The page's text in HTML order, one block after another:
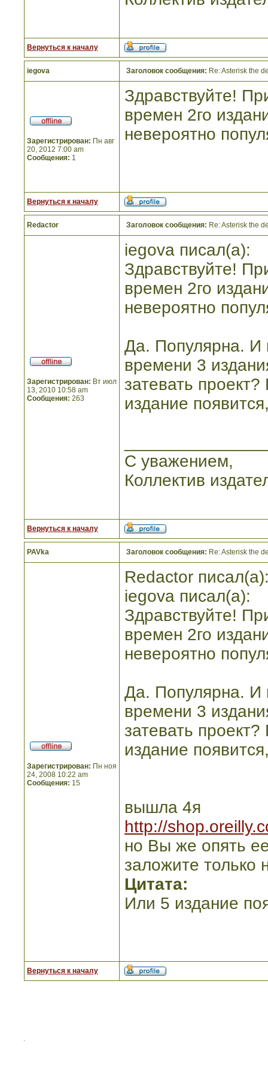
Вернуться к началу
iegova Заголовок сообщения: Re: Asterisk the
Зарегистрирован: Пн авг
20, 2012 7:00 am
Сообщения: 1
Здравствуйте!
времен 2го
невероятно
Вернуться к началу
Redactor Заголовок сообщения: Re: Asterisk the
Зарегистрирован: Вт июл
13, 2010 10:58 am
Сообщения: 263
iegova писал(а):
Здравствуйте!
времен 2го
невероятно
Да. Популярна. И
времени 3
затевать
издание
С уважением,
Коллектив
Вернуться к началу
PAVka Заголовок сообщения: Re: Asterisk the
Зарегистрирован: Пн ноя
24, 2008 10:22 am
Сообщения: 15
Redactor
iegova писал(а):
Здравствуйте!
времен 2го
невероятно
Да. Популярна. И
времени 3
затевать
издание
вышла 4я
http://
но Вы же опять
заложите только
Цитата:
Или 5 издание
Вернуться к началу